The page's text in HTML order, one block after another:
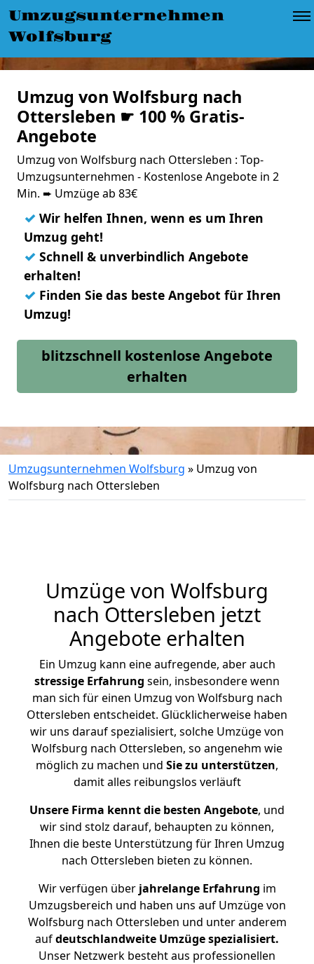
Umzugsunternehmen
Wolfsburg
Umzug von Wolfsburg nach
Ottersleben ☛ 100 % Gratis-
Angebote
Umzug von Wolfsburg nach Ottersleben : Top-
Umzugsunternehmen - Kostenlose Angebote in 2
Min. ➨ Umzüge ab 83€
✓ Wir helfen Ihnen, wenn es um Ihren
Umzug geht!
✓ Schnell & unverbindlich Angebote
erhalten!
✓ Finden Sie das beste Angebot für Ihren
Umzug!
blitzschnell kostenlose Angebote
erhalten
Umzugsunternehmen Wolfsburg » Umzug von
Wolfsburg nach Ottersleben
Umzüge von Wolfsburg
nach Ottersleben jetzt
Angebote erhalten
Ein Umzug kann eine aufregende, aber auch
stressige Erfahrung sein, insbesondere wenn
man sich für einen Umzug von Wolfsburg nach
Ottersleben entscheidet. Glücklicherweise haben
wir uns darauf spezialisiert, solche Umzüge von
Wolfsburg nach Ottersleben, so angenehm wie
möglich zu machen und Sie zu unterstützen,
damit alles reibungslos verläuft
Unsere Firma kennt die besten Angebote, und
wir sind stolz darauf, behaupten zu können,
Ihnen die beste Unterstützung für Ihren Umzug
nach Ottersleben bieten zu können.
Wir verfügen überjahrelange Erfahrung im
Umzugsbereich und haben uns auf Umzüge von
Wolfsburg nach Ottersleben und unter anderem
aufdeutschlandweite Umzüge spezialisiert.
Unser Netzwerk besteht aus professionellen